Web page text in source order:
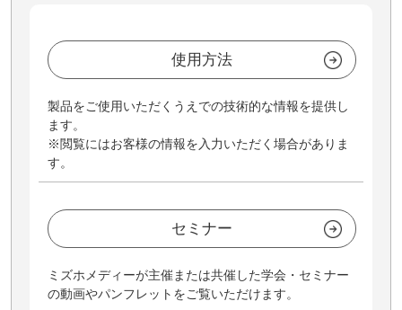
使用方法
製品をご使用いただくうえでの技術的な情報を提供し
ます。
※閲覧にはお客様の情報を入力いただく場合がありま
す。
セミナー
ミズホメディーが主催または共催した学会・セミナー
の動画やパンフレットをご覧いただけます。